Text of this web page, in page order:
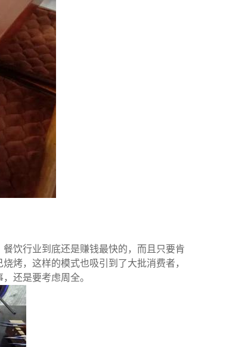
饮行业到底还是赚钱最快的，而且只要肯
烤，这样的模式也吸引到了大批消费者，
还是要考虑周全。